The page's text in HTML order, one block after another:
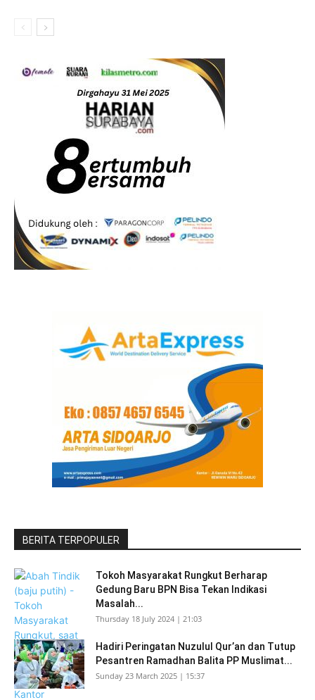
BERITA TERPOPULER
Tokoh Masyarakat Rungkut Berharap
Gedung Baru BPN Bisa Tekan Indikasi
Masalah...
Thursday 18 July 2024 | 21:03
Hadiri Peringatan Nuzulul Qur’an dan Tutup
Pesantren Ramadhan Balita PP Muslimat...
Sunday 23 March 2025 | 15:37